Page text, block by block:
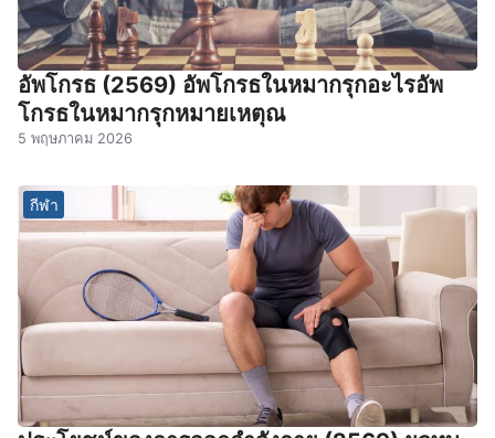
อัพโกรธ (2569) อัพโกรธในหมากรุกอะไรอัพ
โกรธในหมากรุกหมายเหตุณ
5 พฤษภาคม 2026
กีฬา